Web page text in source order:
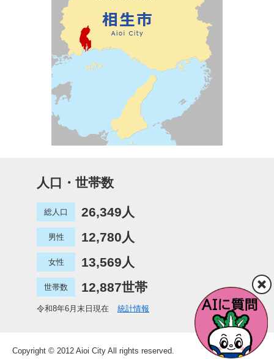
人口・世帯数
総人口 26,349人
男性 12,780人
女性 13,569人
世帯数 12,887世帯
令和8年6月末日現在 統計情報
Copyright © 2012 Aioi City All rights reserved.